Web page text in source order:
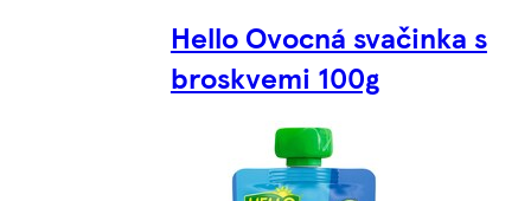
Hello Ovocná svačinka s
broskvemi 100g